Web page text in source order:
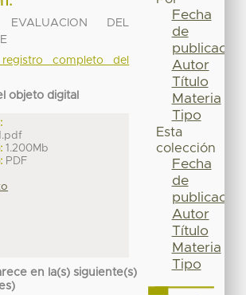
DEL
completo del
objeto digital
1.200Mb
PDF
en la(s) siguiente(s)
Fecha
de
publicación
Autor
Título
Materia
Tipo
Esta
colección
Fecha
de
publicación
Autor
Título
Materia
Tipo